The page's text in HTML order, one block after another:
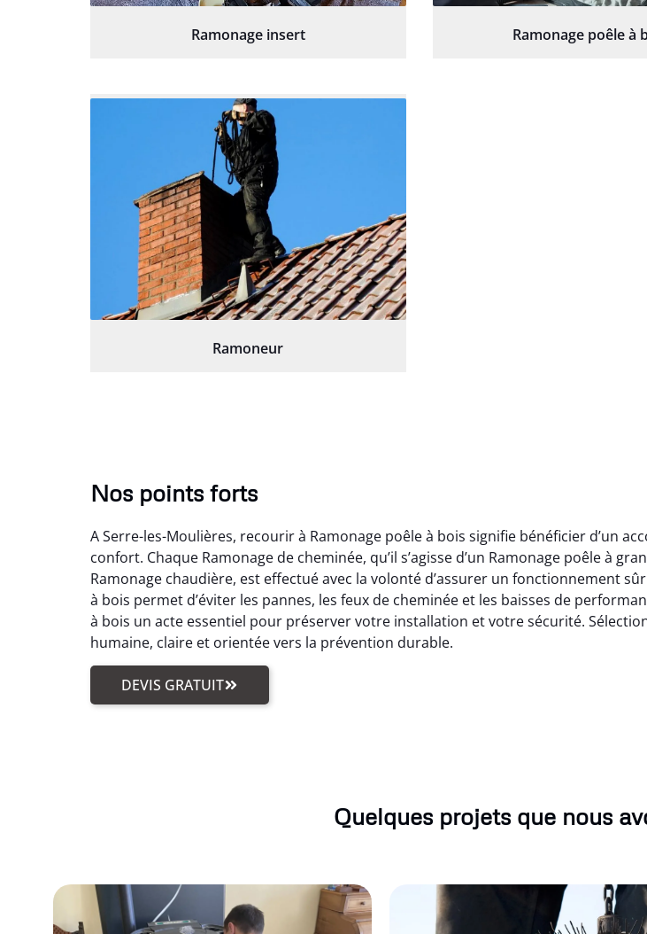
Ramonage insert Ramonage poêle à
Ramoneur
Nos points forts
A Serre-les-Moulières, recourir à Ramonage poêle à bois signifie bénéficier d’un
confort. Chaque Ramonage de cheminée, qu’il s’agisse d’un Ramonage poêle à
Ramonage chaudière, est effectué avec la volonté d’assurer un fonctionnement
à bois permet d’éviter les pannes, les feux de cheminée et les baisses de
à bois un acte essentiel pour préserver votre installation et votre sécurité.
humaine, claire et orientée vers la prévention durable.
DEVIS GRATUIT
Quelques projets que nous